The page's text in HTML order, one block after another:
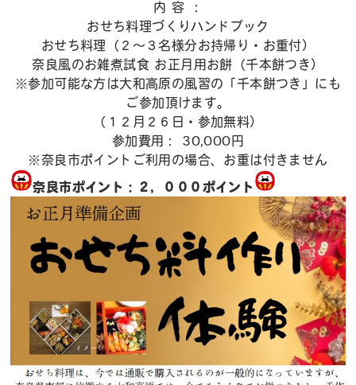
内 容 ：
おせち料理づくりハンドブック
おせち料理（２～３名様分お持帰り・お重付）
奈良風のお雑煮試食 お正月用お餅（千本餅つき）
※参加可能な方は大和高原の風習の「千本餅つき」にも
ご参加頂けます。
（１２月２６日・参加無料）
参加費用： 30,000円
※奈良市ポイントご利用の場合、お重は付きません
奈良市ポイント：２，０００ポイン ト